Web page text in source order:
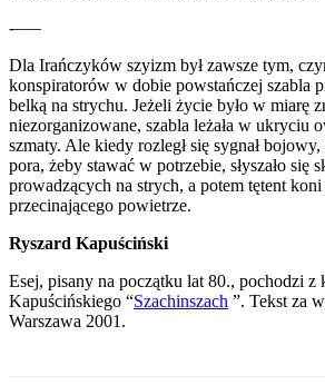
-—–
Dla Irańczyków szyizm był zawsze tym,
konspiratorów w dobie powstańczej szabla
belką na strychu. Jeżeli życie było w miarę
niezorganizowane, szabla leżała w ukryciu
szmaty. Ale kiedy rozległ się sygnał
pora, żeby stawać w potrzebie, słyszało się
prowadzących na strych, a potem tętent
przecinającego powietrze.
Ryszard Kapuściński
Esej, pisany na początku lat 80., pochodzi z
Kapuścińskiego “Szachinszach ”. Tekst za
Warszawa 2001.